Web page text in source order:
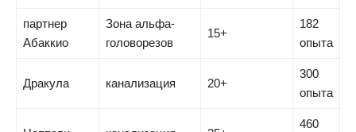
партнер
Абаккио
Зона альфа-
головорезов
15+
182
опыта
Дракула канализация 20+
300
опыта
460